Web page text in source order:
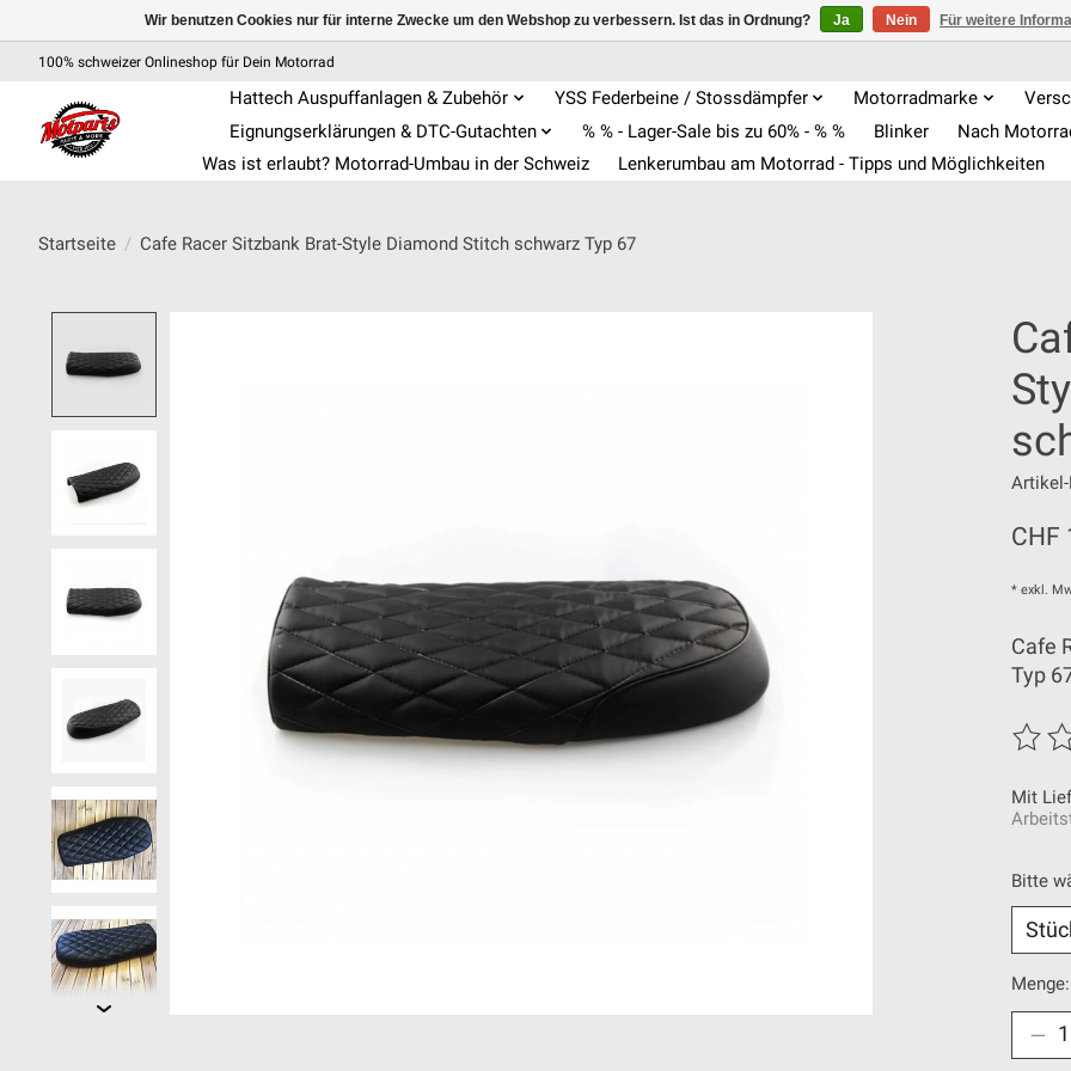
100% schweizer Onlineshop für Dein Motorrad
Hattech Auspuffanlagen & Zubehör YSS Federbeine / Stossdämpfer Motorradmarke
Eignungserklärungen & DTC-Gutachten
% % - Lager-Sale bis zu 60% - % % Blinker
Nach
Was ist erlaubt? Motorrad-Umbau in der Schweiz
Lenkerumbau am Motorrad - Tipps und Möglichkeiten
Startseite / Cafe Racer Sitzbank Brat-Style Diamond Stitch schwarz Typ 67
Artikel-
CHF
* exkl.
Cafe
Typ
Die
Mit
Bitte
Menge:
Wir benutzen Cookies nur für interne Zwecke um den Webshop zu verbessern. Ist das in Ordnung? Ja Nein Für weitere